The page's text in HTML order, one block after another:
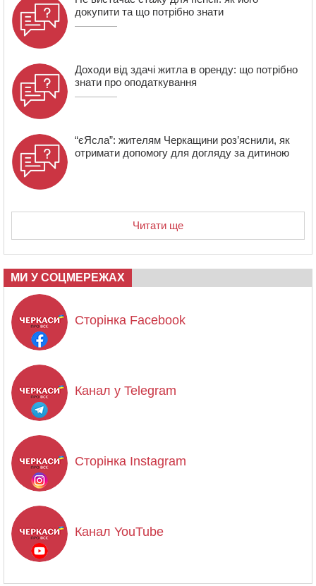
17:15
На Уманщині судитимуть колишню очільницю відділу
освіти через закупівлю електрики за завищеною
ціною
докупити та що потрібно знати
Доходи від здачі житла в оренду: що потрібно
знати про оподаткування
“єЯсла”: жителям Черкащини роз’яснили, як
отримати допомогу для догляду за дитиною
Читати ще
МИ У СОЦМЕРЕЖАХ
Сторінка Facebook
Канал у Telegram
Сторінка Instagram
Канал YouTube